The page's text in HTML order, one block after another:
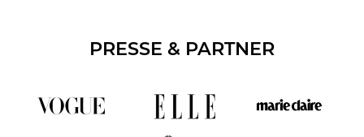
PRESSE & PARTNER